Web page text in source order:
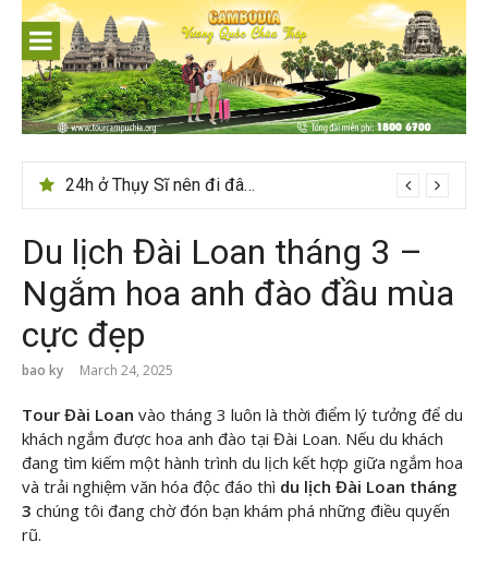
content
24h ở Thụy Sĩ nên đi đâu, chơi gì?
Du lịch Đài Loan tháng 3 –
Ngắm hoa anh đào đầu mùa
cực đẹp
bao ky March 24, 2025
Tour Đài Loan vào tháng 3 luôn là thời điểm lý tưởng để du
khách ngắm được hoa anh đào tại Đài Loan. Nếu du khách
đang tìm kiếm một hành trình du lịch kết hợp giữa ngắm hoa
và trải nghiệm văn hóa độc đáo thì du lịch Đài Loan tháng
3 chúng tôi đang chờ đón bạn khám phá những điều quyến
rũ.